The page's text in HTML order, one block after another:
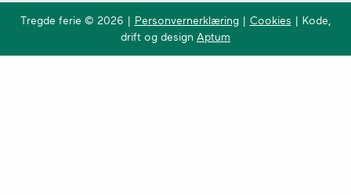
Tregde ferie © 2026 | Personvernerklæring| Cookies | Kode,
drift og design Aptum